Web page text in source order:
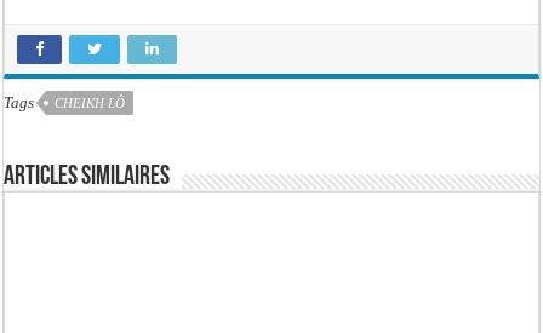
Tags CHEIKH LÔ
Articles similaires